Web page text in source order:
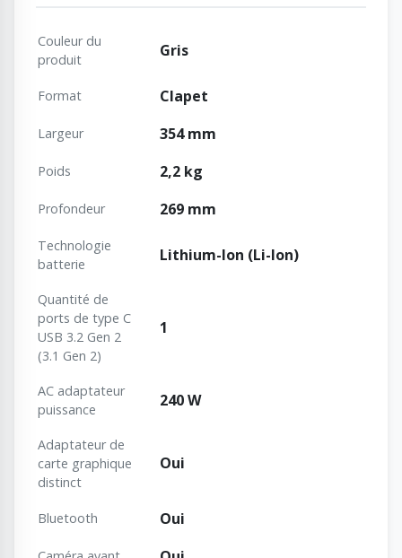
Couleur du
produit
Gris
Format Clapet
Largeur 354 mm
Poids 2,2 kg
Profondeur 269 mm
Technologie
batterie
Lithium-Ion (Li-Ion)
Quantité de
ports de type C
USB 3.2 Gen 2
(3.1 Gen 2)
1
AC adaptateur
puissance
240 W
Adaptateur de
carte graphique
distinct
Oui
Bluetooth Oui